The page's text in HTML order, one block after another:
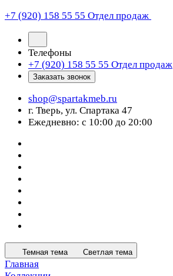
+7 (920) 158 55 55 Отдел продаж
Телефоны
+7 (920) 158 55 55 Отдел продаж
Заказать звонок
shop@spartakmeb.ru
г. Тверь, ул. Спартака 47
Ежедневно: с 10:00 до 20:00
Темная тема Светлая тема
Главная